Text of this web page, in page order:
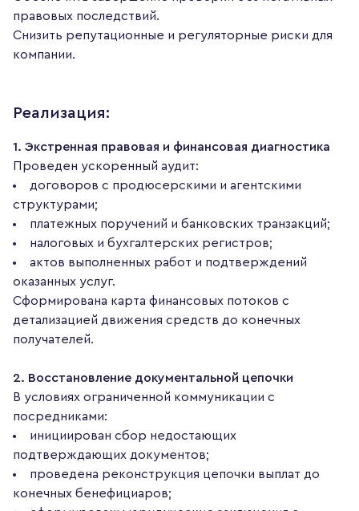
правовых последствий.
Снизить репутационные и регуляторные риски для
компании.
Реализация:
1. Экстренная правовая и финансовая диагностика
Проведен ускоренный аудит:
договоров с продюсерскими и агентскими
структурами;
платежных поручений и банковских транзакций;
налоговых и бухгалтерских регистров;
актов выполненных работ и подтверждений
оказанных услуг.
Сформирована карта финансовых потоков с
детализацией движения средств до конечных
получателей.
2. Восстановление документальной цепочки
В условиях ограниченной коммуникации с
посредниками:
инициирован сбор недостающих
подтверждающих документов;
проведена реконструкция цепочки выплат до
конечных бенефициаров;